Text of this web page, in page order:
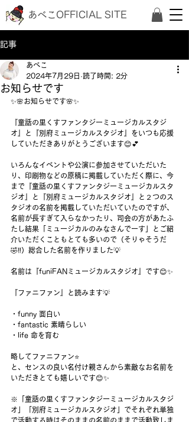
あべこOFFICIAL SITE
記事
お知らせです
あべこ
2024年7月29日 読了時間: 2分
✨🌸お知らせです🌸✨
『童話の里くすファンタジーミュージカルスタジ
オ』と『別府ミュージカルスタジオ』をいつも応援
していただきありがとうございます😊💕
いろんなイベントや公演に参加させていただいた
り、印刷物などの原稿に掲載していただく際に、今
まで『童話の里くすファンタジーミュージカルスタ
ジオ』と『別府ミュージカルスタジオ』と２つのス
タジオの名前を掲載していただいていたのですが、
名前が長すぎて入らなかったり、司会の方があたふ
たし結果「ミュージカルのみなさんでーす」とご紹
介いただくこともとても多いので（そりゃそうだ
🤣‼️）総合した名前を作りました💡
名前は『funiFANミュージカルスタジオ』です😊✨
『ファニファン』と読みます💡
・funny 面白い
・fantastic 素晴らしい
・life 命を育む
略してファニファン⭐️
と、センスの良い名付け親さんから素敵なお名前を
いただきとても嬉しいです😊✨
※「童話の里くすファンタジーミュージカルスタジ
オ」「別府ミュージカルスタジオ」でそれぞれ単独
で活動する時はそのままの名前のままで活動致しま